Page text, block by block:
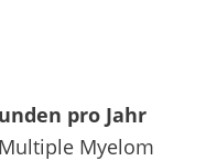
pro Jahr
Myelom